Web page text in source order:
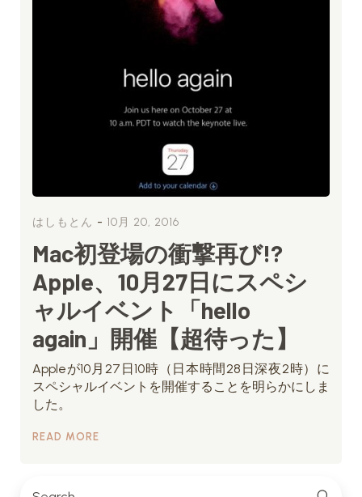
はしもとん - 10月 20, 2016
Mac初登場の衝撃再び!?
Apple、10月27日にスペシ
ャルイベント「hello
again」開催【超待った】
Appleが10月27日10時（日本時間28日深夜2時）に
スペシャルイベントを開催することを明らかにしま
した。
READ MORE